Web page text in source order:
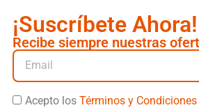
¡Suscríbete Ahora!
Recibe siempre nuestras
Acepto los Términos y Condiciones